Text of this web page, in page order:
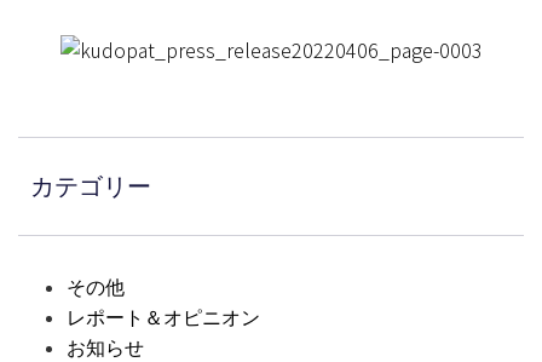
カテゴリー
その他
レポート＆オピニオン
お知らせ